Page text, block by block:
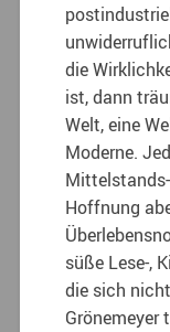
die
ist, dann
Welt, eine
Moderne.
Hoffnung
süße Lese-,
die sich